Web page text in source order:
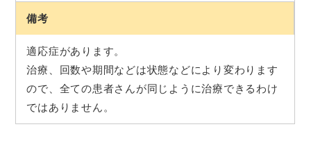
備考
適応症があります。
治療、回数や期間などは状態などにより変わります
ので、全ての患者さんが同じように治療できるわけ
ではありません。